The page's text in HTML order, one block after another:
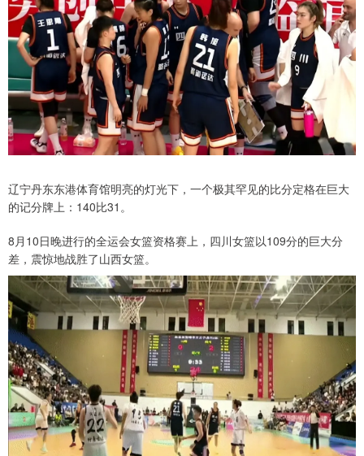
辽宁丹东东港体育馆明亮的灯光下，一个极其罕见的比分定格在巨大
的记分牌上：140比31。
8月10日晚进行的全运会女篮资格赛上，四川女篮以109分的巨大分
差，震惊地战胜了山西女篮。